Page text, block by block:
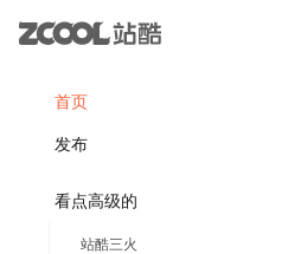
首页
发布
看点高级的
站酷三火